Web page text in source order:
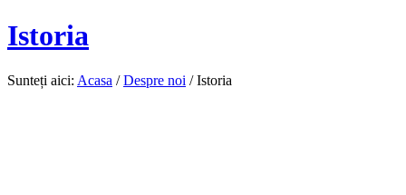
Istoria
Sunteți aici: Acasa / Despre noi / Istoria